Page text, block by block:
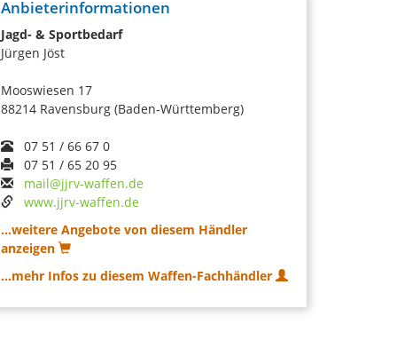
Anbieterinformationen
Jagd- & Sportbedarf
Jürgen Jöst
Mooswiesen 17
88214 Ravensburg (Baden-Württemberg)
07 51 / 66 67 0
07 51 / 65 20 95
mail@jjrv-waffen.de
www.jjrv-waffen.de
...weitere Angebote von diesem Händler
anzeigen
...mehr Infos zu diesem Waffen-Fachhändler